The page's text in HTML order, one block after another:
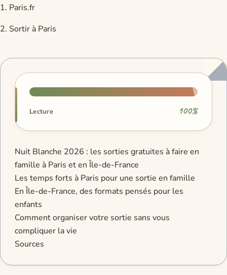
1. Paris.fr
2. Sortir à Paris
Progression de lecture
Lecture 100%
Nuit Blanche 2026 : les sorties gratuites à faire en
famille à Paris et en Île-de-France
Les temps forts à Paris pour une sortie en famille
En Île-de-France, des formats pensés pour les
enfants
Comment organiser votre sortie sans vous
compliquer la vie
Sources